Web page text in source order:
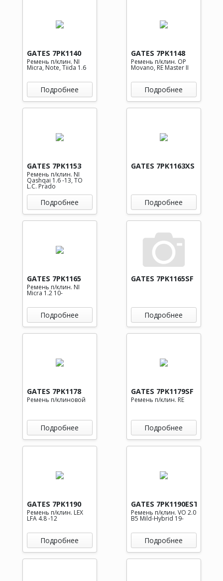
GATES 7PK1140
Ремень п/клин. NI
Micra, Note, Tiida 1.6
Подробнее
GATES 7PK1148
Ремень п/клин. OP
Movano, RE Master II
Подробнее
GATES 7PK1153
Ремень п/клин. NI
Qashqai 1.6 -13, TO
L.C. Prado
Подробнее
GATES 7PK1163XS
Подробнее
GATES 7PK1165
Ремень п/клин. NI
Micra 1.2 10-
Подробнее
GATES 7PK1165SF
Подробнее
GATES 7PK1178
Ремень п/клиновой
Подробнее
GATES 7PK1179SF
Ремень п/клин. RE
Подробнее
GATES 7PK1190
Ремень п/клин. LEX
LFA 4.8 -12
Подробнее
GATES 7PK1190EST
Ремень п/клин. VO 2.0
B5 Mild-Hybrid 19-
Подробнее